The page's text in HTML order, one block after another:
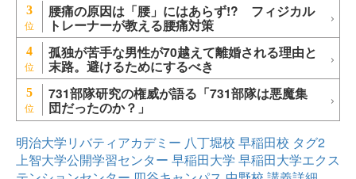
3 腰痛の原因は「腰」にはあらず!? フィジカル
トレーナーが教える腰痛対策
4 孤独が苦手な男性が70越えて離婚される理由と
末路。避けるためにするべき
5 731部隊研究の権威が語る「731部隊は悪魔集
団だったのか？」
明治大学リバティアカデミー 八丁堀校 早稲田校 タグ2
上智大学公開学習センター 早稲田大学 早稲田大学エクス